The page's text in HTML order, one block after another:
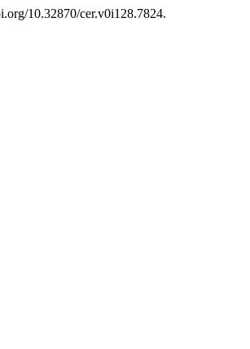
10.32870/cer.v0i128.7824.